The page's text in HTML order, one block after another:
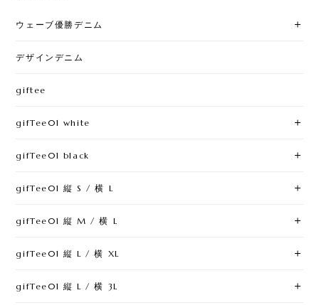
ウェーブ優勝デニム
デザインデニム
giftee
gifTee01 white
gifTee01 black
gifTee01 縦 S / 横 L
gifTee01 縦 M / 横 L
gifTee01 縦 L / 横 XL
gifTee01 縦 L / 横 3L